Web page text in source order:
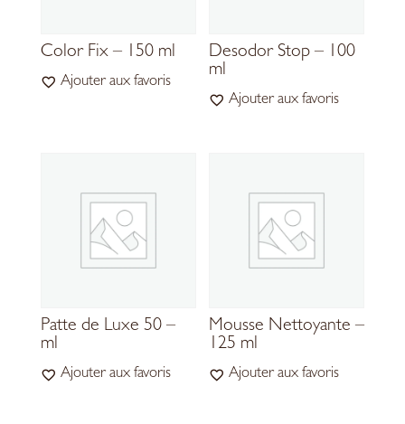
Color Fix – 150 ml
Ajouter aux favoris
Desodor Stop – 100
ml
Ajouter aux favoris
Patte de Luxe 50 –
ml
Ajouter aux favoris
Mousse Nettoyante –
125 ml
Ajouter aux favoris